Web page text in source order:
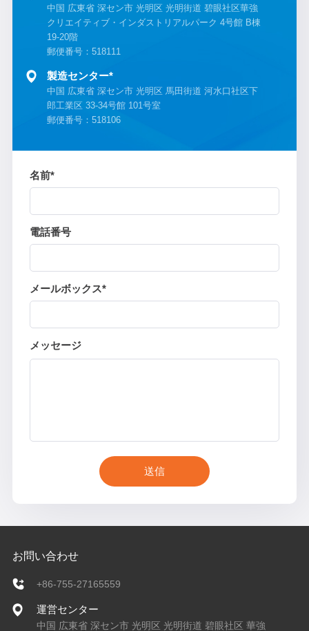
名前*
電話番号
メールボックス*
メッセージ
送信
中国 広東省 深セン市 光明区 光明街道 碧眼社区華強
クリエイティブ・インダストリアルパーク 4号館 B棟
19-20階
郵便番号：518111
製造センター*
中国 広東省 深セン市 光明区 馬田街道 河水口社区下
郎工業区 33-34号館 101号室
郵便番号：518106
お問い合わせ
+86-755-27165559
運営センター
中国 広東省 深セン市 光明区 光明街道 碧眼社区 華強